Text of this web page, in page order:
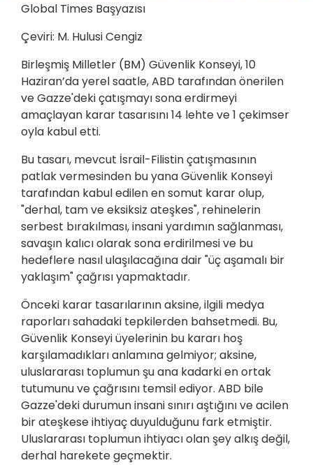
Global Times Başyazısı
Çeviri: M. Hulusi Cengiz
Birleşmiş Milletler (BM) Güvenlik Konseyi, 10
Haziran’da yerel saatle, ABD tarafından önerilen
ve Gazze'deki çatışmayı sona erdirmeyi
amaçlayan karar tasarısını 14 lehte ve 1 çekimser
oyla kabul etti.
Bu tasarı, mevcut İsrail-Filistin çatışmasının
patlak vermesinden bu yana Güvenlik Konseyi
tarafından kabul edilen en somut karar olup,
"derhal, tam ve eksiksiz ateşkes", rehinelerin
serbest bırakılması, insani yardımın sağlanması,
savaşın kalıcı olarak sona erdirilmesi ve bu
hedeflere nasıl ulaşılacağına dair "üç aşamalı bir
yaklaşım" çağrısı yapmaktadır.
Önceki karar tasarılarının aksine, ilgili medya
raporları sahadaki tepkilerden bahsetmedi. Bu,
Güvenlik Konseyi üyelerinin bu kararı hoş
karşılamadıkları anlamına gelmiyor; aksine,
uluslararası toplumun şu ana kadarki en ortak
tutumunu ve çağrısını temsil ediyor. ABD bile
Gazze'deki durumun insani sınırı aştığını ve acilen
bir ateşkese ihtiyaç duyulduğunu fark etmiştir.
Uluslararası toplumun ihtiyacı olan şey alkış değil,
derhal harekete geçmektir.